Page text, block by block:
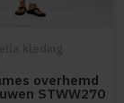
overhemd
STWW270